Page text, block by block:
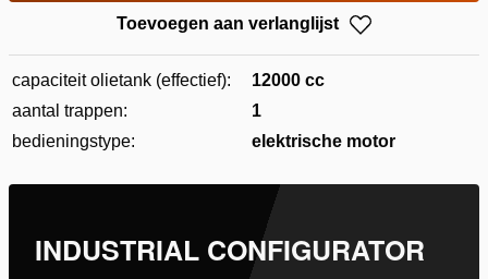
Toevoegen aan verlanglijst
capaciteit olietank (effectief):
12000 cc
aantal trappen:
1
bedieningstype:
elektrische motor
INDUSTRIAL CONFIGURATOR